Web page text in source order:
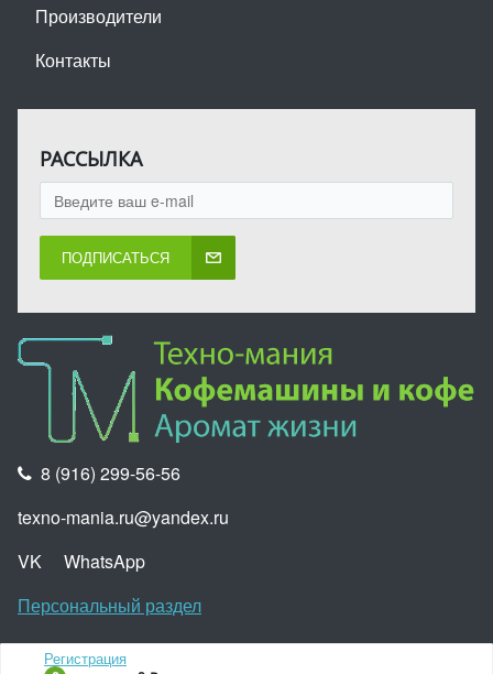
Производители
Контакты
РАССЫЛКА
ПОДПИСАТЬСЯ
8 (916) 299-56-56
texno-mania.ru@yandex.ru
VK
WhatsApp
Персональный раздел
Регистрация